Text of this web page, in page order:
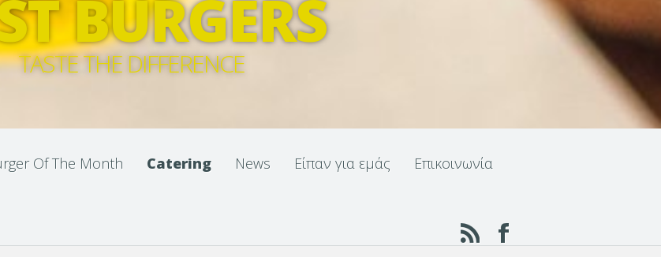
BURGERS
TASTE THE DIFFERENCE
Of The Month Catering News Είπαν για εμάς Επικοινωνία